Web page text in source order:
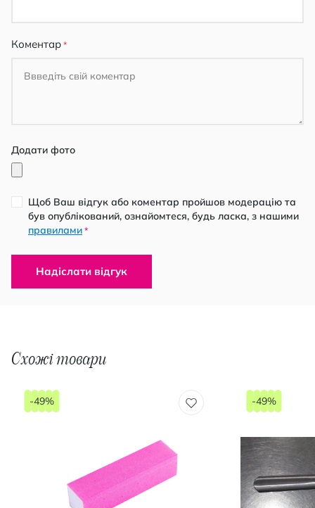
Коментар
Додати фото
Щоб Ваш відгук або коментар пройшов модерацію та
був опублікований, ознайомтеся, будь ласка, з нашими
правилами *
Надіслати відгук
Схожі товари
-49% -49%